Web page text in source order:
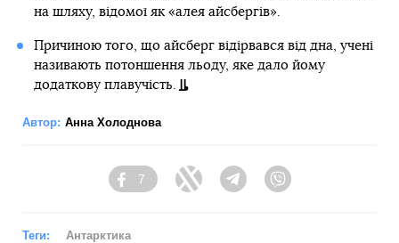
на шляху, відомої як «алея айсбергів».
Причиною того, що айсберг відірвався від дна, учені
називають потоншення льоду, яке дало йому
додаткову плавучість.
Автор: Анна Холоднова
Facebook
7
Twitter TelegramViber
Теги: Антарктика